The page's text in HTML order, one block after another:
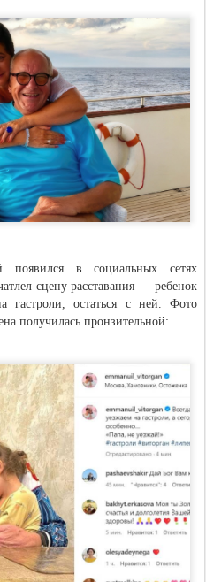
в социальных сетях
сцену расставания — ребенок
гастроли, остаться с ней. Фото
получилась пронзительной: